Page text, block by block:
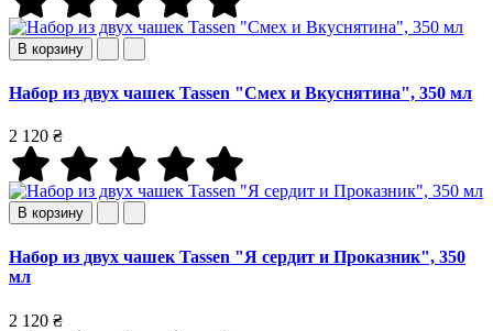
В корзину
Набор из двух чашек Tassen "Смех и Вкуснятина", 350 мл
2 120 ₴
В корзину
Набор из двух чашек Tassen "Я сердит и Проказник", 350
мл
2 120 ₴